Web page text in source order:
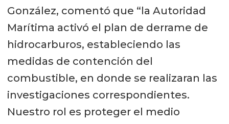
González, comentó que “la Autoridad
Marítima activó el plan de derrame de
hidrocarburos, estableciendo las
medidas de contención del
combustible, en donde se realizaran las
investigaciones correspondientes.
Nuestro rol es proteger el medio